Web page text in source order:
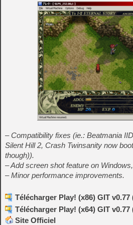
– Compatibility fixes (ie.: Beatmania
Silent Hill 2, Crash Twinsanity now
though)).
– Add screen shot feature on
– Minor performance improvements.
Télécharger Play! (x86) GIT v0.77
Télécharger Play! (x64) GIT v0.77
Site Officiel